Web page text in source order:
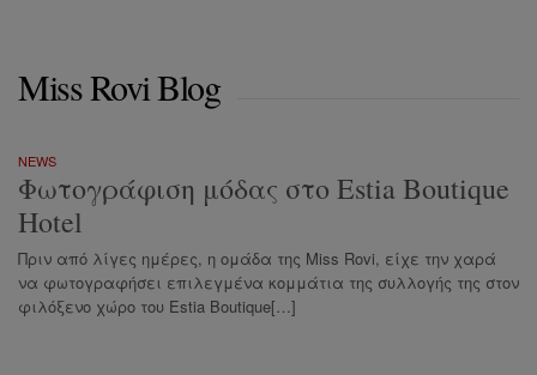
Miss Rovi Blog
NEWS
Φωτογράφιση μόδας στο Estia Boutique
Hotel
Πριν από λίγες ημέρες, η ομάδα της Miss Rovi, είχε την χαρά
να φωτογραφήσει επιλεγμένα κομμάτια της συλλογής της στον
φιλόξενο χώρο του Estia Boutique[…]